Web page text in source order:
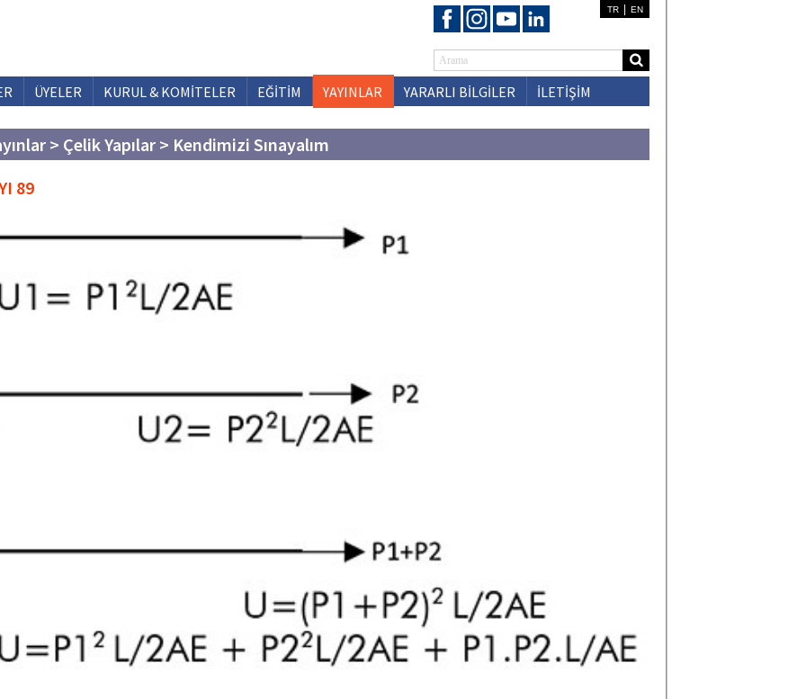
TR EN
ÜYELER KURUL & KOMİTELER EĞİTİM YAYINLAR YARARLI BİLGİLER İLETİŞİM
> Çelik Yapılar > Kendimizi Sınayalım
89